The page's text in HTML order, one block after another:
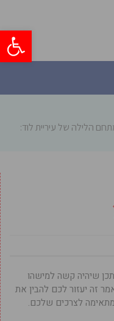
פתח
הלילה של עיריית לוד:
שיהיה קשה למישהו
זה יעזור לכם להבין את
לצרכים שלכם.